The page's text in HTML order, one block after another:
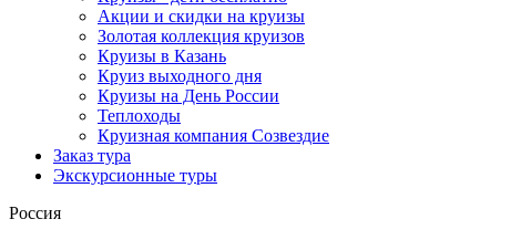
Акции и скидки на круизы
Золотая коллекция круизов
Круизы в Казань
Круиз выходного дня
Круизы на День России
Теплоходы
Круизная компания Созвездие
Заказ тура
Экскурсионные туры
Россия